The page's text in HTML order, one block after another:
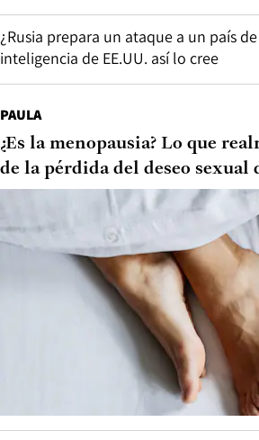
¿Rusia prepara un ataque a un país de
inteligencia de EE.UU. así lo cree
PAULA
¿Es la menopausia? Lo que
de la pérdida del deseo sexual